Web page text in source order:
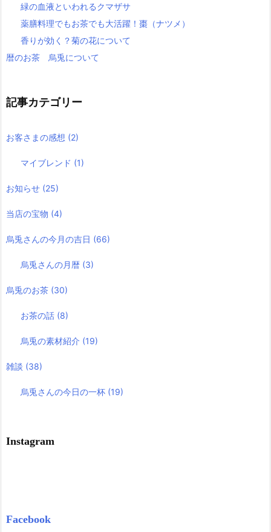
緑の血液といわれるクマザサ
薬膳料理でもお茶でも大活躍！棗（ナツメ）
香りが効く？菊の花について
暦のお茶 烏兎について
記事カテゴリー
お客さまの感想 (2)
マイブレンド (1)
お知らせ (25)
当店の宝物 (4)
烏兎さんの今月の吉日 (66)
烏兎さんの月暦 (3)
烏兎のお茶 (30)
お茶の話 (8)
烏兎の素材紹介 (19)
雑談 (38)
烏兎さんの今日の一杯 (19)
Instagram
Facebook